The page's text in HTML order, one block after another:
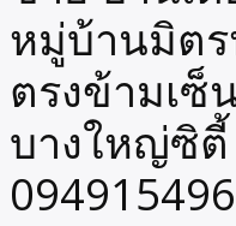
หมู่บ้านมิตร
ตรงข้ามเซ็
บางใหญ่ซิ